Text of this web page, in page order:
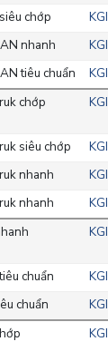
chớp KGI
nhanh KGI
tiêu chuẩn KGI
chớp KGI
siêu chớp KGI
nhanh KGI
nhanh KGI
KGI
chuẩn KGI
chuẩn KGI
KGI